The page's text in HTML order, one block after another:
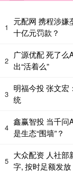
1
元配网 携程涉嫌
十亿元罚款？
2
广源优配 死了么
出“活着么”
3
明福今投 张文宏
统
4
鑫赢智投 当千问
是生态“围墙”？
5
大众配资 人社部
字, 按时足额发放